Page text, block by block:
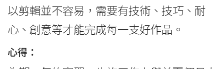
以剪輯並不容易，需要有技術、技巧、耐
心、創意等才能完成每一支好作品。
心得：